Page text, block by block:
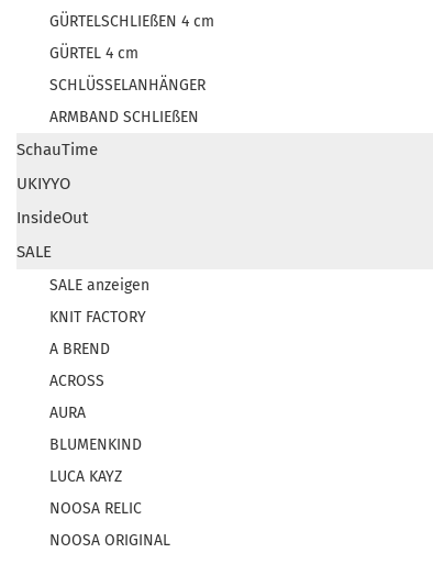
GÜRTELSCHLIEßEN 4 cm
GÜRTEL 4 cm
SCHLÜSSELANHÄNGER
ARMBAND SCHLIEßEN
SchauTime
UKIYYO
InsideOut
SALE
SALE anzeigen
KNIT FACTORY
A BREND
ACROSS
AURA
BLUMENKIND
LUCA KAYZ
NOOSA RELIC
NOOSA ORIGINAL